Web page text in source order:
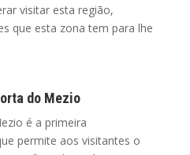
visitar esta região,
que esta zona tem para lhe
do Mezio
é a primeira
permite aos visitantes o